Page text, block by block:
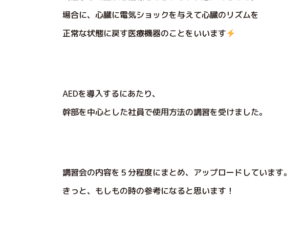
場合に、心臓に電気ショックを与えて心臓のリズムを
正常な状態に戻す医療機器のことをいいます
AEDを導入するにあたり、
幹部を中心とした社員で使用方法の講習を受けました。
講習会の内容を５分程度にまとめ、アップロードしています。
きっと、もしもの時の参考になると思います！